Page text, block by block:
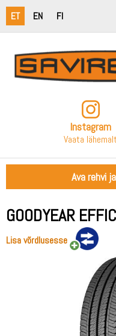
ET EN FI
Instagram
Vaata lähemalt
Ava rehvi
GOODYEAR
Lisa võrdlusesse